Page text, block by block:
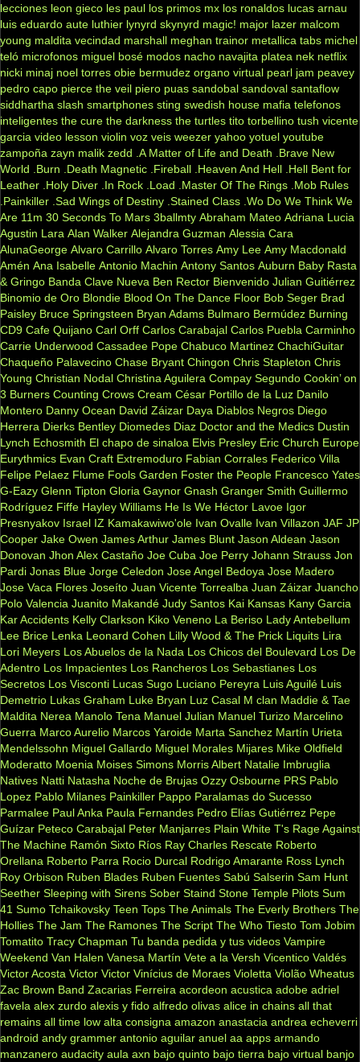
lecciones leon gieco les paul los primos mx los ronaldos lucas arnau
luis eduardo aute luthier lynyrd skynyrd magic! major lazer malcom
young maldita vecindad marshall meghan trainor metallica tabs michel
teló microfonos miguel bosé modos nacho navajita platea nek netflix
nicki minaj noel torres obie bermudez organo virtual pearl jam peavey
pedro capo pierce the veil piero puas sandobal sandoval santaflow
siddhartha slash smartphones sting swedish house mafia telefonos
inteligentes the cure the darkness the turtles tito torbellino tush vicente
garcia video lesson violin voz veis weezer yahoo yotuel youtube
zampoña zayn malik zedd .A Matter of Life and Death
.Brave New
World
.Burn .Death Magnetic .Fireball .Heaven And Hell .Hell Bent for
Leather .Holy Diver .In Rock .Load .Master Of The Rings .Mob Rules
.Painkiller .Sad Wings of Destiny .Stained Class .Wo Do We Think We
Are 11m 30 Seconds To Mars 3ballmty Abraham Mateo Adriana Lucia
Agustin Lara Alan Walker Alejandra Guzman Alessia Cara
AlunaGeorge Alvaro Carrillo Alvaro Torres Amy Lee Amy Macdonald
Amén Ana Isabelle Antonio Machin Antony Santos Auburn Baby Rasta
& Gringo Banda Clave Nueva Ben Rector Bienvenido Julian Guitiérrez
Binomio de Oro Blondie Blood On The Dance Floor Bob Seger Brad
Paisley Bruce Springsteen Bryan Adams Bulmaro Bermúdez Burning
CD9 Cafe Quijano Carl Orff Carlos Carabajal Carlos Puebla Carminho
Carrie Underwood Cassadee Pope Chabuco Martinez ChachiGuitar
Chaqueño Palavecino Chase Bryant Chingon Chris Stapleton Chris
Young Christian Nodal Christina Aguilera Compay Segundo Cookin’ on
3 Burners Counting Crows Cream César Portillo de la Luz Danilo
Montero Danny Ocean David Záizar Daya Diablos Negros Diego
Herrera Dierks Bentley Diomedes Diaz Doctor and the Medics Dustin
Lynch Echosmith El chapo de sinaloa Elvis Presley Eric Church Europe
Eurythmics Evan Craft Extremoduro Fabian Corrales Federico Villa
Felipe Pelaez Flume Fools Garden Foster the People Francesco Yates
G-Eazy Glenn Tipton Gloria Gaynor Gnash Granger Smith Guillermo
Rodríguez Fiffe Hayley Williams He Is We Héctor Lavoe Igor
Presnyakov Israel IZ Kamakawiwo'ole Ivan Ovalle Ivan Villazon JAF JP
Cooper Jake Owen James Arthur James Blunt Jason Aldean Jason
Donovan Jhon Alex Castaño Joe Cuba Joe Perry Johann Strauss Jon
Pardi Jonas Blue Jorge Celedon Jose Angel Bedoya Jose Madero
Jose Vaca Flores Joseíto Juan Vicente Torrealba Juan Záizar Juancho
Polo Valencia Juanito Makandé Judy Santos Kai Kansas Kany Garcia
Kar Accidents Kelly Clarkson Kiko Veneno La Beriso Lady Antebellum
Lee Brice Lenka Leonard Cohen Lilly Wood & The Prick Liquits Lira
Lori Meyers Los Abuelos de la Nada Los Chicos del Boulevard Los De
Adentro Los Impacientes Los Rancheros Los Sebastianes Los
Secretos Los Visconti Lucas Sugo Luciano Pereyra Luis Aguilé Luis
Demetrio Lukas Graham Luke Bryan Luz Casal M clan Maddie & Tae
Maldita Nerea Manolo Tena Manuel Julian Manuel Turizo Marcelino
Guerra Marco Aurelio Marcos Yaroide Marta Sanchez Martín Urieta
Mendelssohn Miguel Gallardo Miguel Morales Mijares Mike Oldfield
Moderatto Moenia Moises Simons Morris Albert Natalie Imbruglia
Natives Natti Natasha Noche de Brujas Ozzy Osbourne PRS Pablo
Lopez Pablo Milanes Painkiller Pappo Paralamas do Sucesso
Parmalee Paul Anka Paula Fernandes Pedro Elías Gutiérrez Pepe
Guízar Peteco Carabajal Peter Manjarres Plain White T's Rage Against
The Machine Ramón Sixto Ríos Ray Charles Rescate Roberto
Orellana Roberto Parra Rocio Durcal Rodrigo Amarante Ross Lynch
Roy Orbison Ruben Blades Ruben Fuentes Sabú Salserin Sam Hunt
Seether Sleeping with Sirens Sober Staind Stone Temple Pilots Sum
41 Sumo Tchaikovsky Teen Tops The Animals The Everly Brothers The
Hollies The Jam The Ramones The Script The Who Tiesto Tom Jobim
Tomatito Tracy Chapman Tu banda pedida y tus videos Vampire
Weekend Van Halen Vanesa Martín Vete a la Versh Vicentico Valdés
Victor Acosta Victor Victor Vinícius de Moraes Violetta Violão Wheatus
Zac Brown Band Zacarias Ferreira acordeon acustica adobe adriel
favela alex zurdo alexis y fido alfredo olivas alice in chains all that
remains all time low alta consigna amazon anastacia andrea echeverri
android andy grammer antonio aguilar anuel aa apps armando
manzanero audacity aula axn bajo quinto bajo tierra bajo virtual banjo